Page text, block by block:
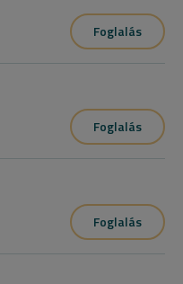
Foglalás
Foglalás
Foglalás